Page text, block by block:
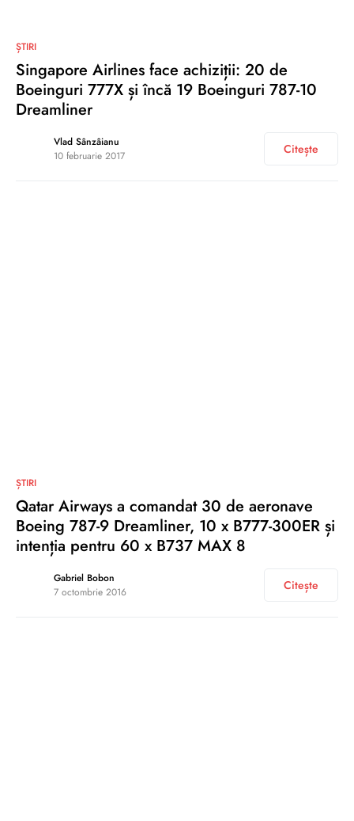
ȘTIRI
Singapore Airlines face achiziții: 20 de
Boeinguri 777X și încă 19 Boeinguri 787-10
Dreamliner
Vlad Sânzâianu
10 februarie 2017
Citește
ȘTIRI
Qatar Airways a comandat 30 de aeronave
Boeing 787-9 Dreamliner, 10 x B777-300ER și
intenția pentru 60 x B737 MAX 8
Gabriel Bobon
7 octombrie 2016
Citește